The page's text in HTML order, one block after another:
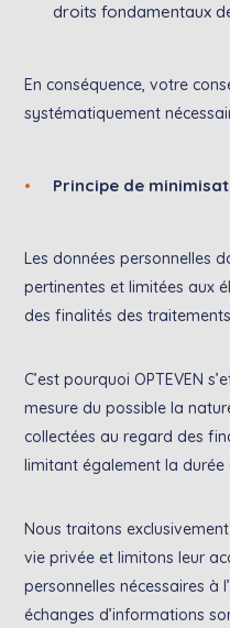
droits fondamentaux
En conséquence, votre
systématiquement
Principe de
Les données personnelles
pertinentes et limitées aux
des finalités des
C’est pourquoi OPTEVEN
mesure du possible la
collectées au regard des
limitant également la
Nous traitons
vie privée et limitons leur
personnelles nécessaires à
échanges d’informations